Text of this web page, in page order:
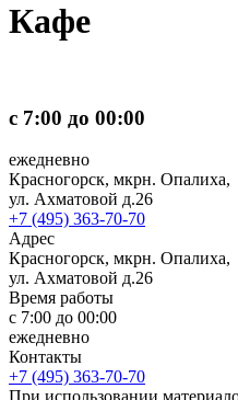
Кафе
с 7:00 до 00:00
ежедневно
Красногорск, мкрн. Опалиха,
ул. Ахматовой д.26
+7 (495) 363-70-70
Адрес
Красногорск, мкрн. Опалиха,
ул. Ахматовой д.26
Время работы
с 7:00 до 00:00
ежедневно
Контакты
+7 (495) 363-70-70